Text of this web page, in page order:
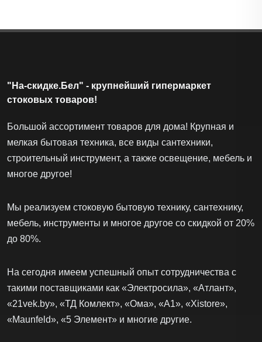
"На-скидке.Бел" - крупнейший гипермаркет
стоковых товаров!
Большой ассортимент товаров для дома! Крупная и
мелкая бытовая техника, все виды сантехники,
строительный инструмент, а также освещение, мебель и
многое другое!
Мы реализуем стоковую бытовую технику, сантехнику,
мебель, инструменты и многое другое со скидкой от 20%
до 80%.
На сегодня имеем успешный опыт сотрудничества с
такими поставщиками как «Электросила», «Атлант»,
«21vek.by», «ТД Комлект», «Ома», «А1», «Xistore»,
«Maunfeld», «5 Элемент» и многие другие.